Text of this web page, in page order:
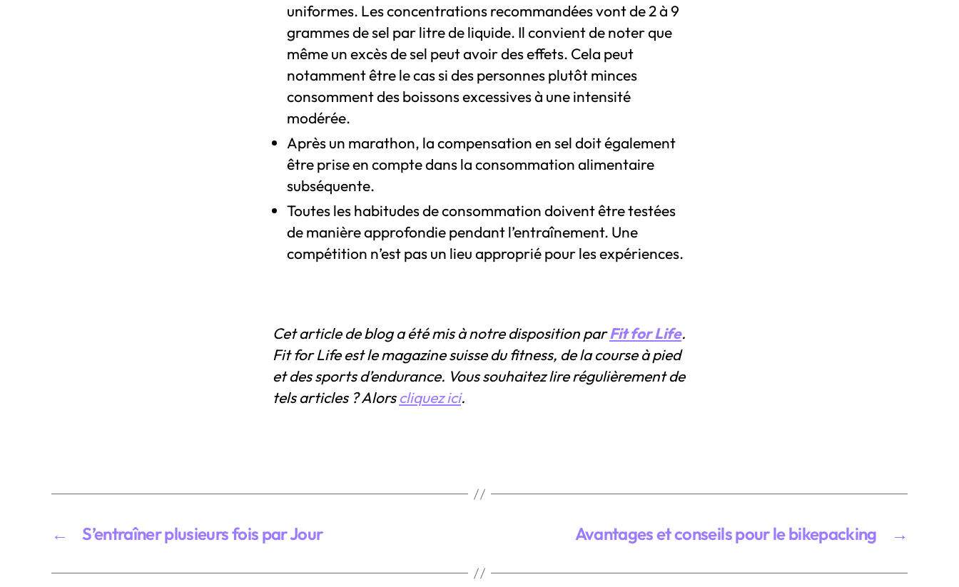
uniformes. Les concentrations recommandées vont de 2 à 9
grammes de sel par litre de liquide. Il convient de noter que
même un excès de sel peut avoir des effets. Cela peut
notamment être le cas si des personnes plutôt minces
consomment des boissons excessives à une intensité
modérée.
Après un marathon, la compensation en sel doit également
être prise en compte dans la consommation alimentaire
subséquente.
Toutes les habitudes de consommation doivent être testées
de manière approfondie pendant l’entraînement. Une
compétition n’est pas un lieu approprié pour les expériences.
Cet article de blog a été mis à notre disposition parFit for Life.
Fit for Life est le magazine suisse du fitness, de la course à pied
et des sports d’endurance. Vous souhaitez lire régulièrement de
tels articles ? Alorscliquez ici.
← S’entraîner plusieurs fois par Jour →
Avantages et conseils pour le bikepacking